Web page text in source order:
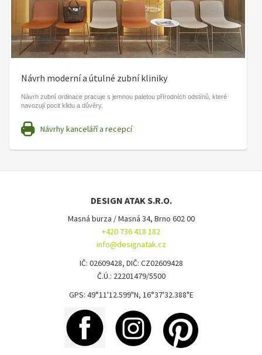
Návrh moderní a útulné zubní kliniky
Návrh zubní ordinace pracuje s jemnou paletou přírodních odstínů, které
navozují pocit klidu a důvěry.
Návrhy kanceláří a recepcí
DESIGN ATAK S.R.O.
Masná burza / Masná 34, Brno 602 00
+420 736 418 182
info@designatak.cz
IČ: 02609428, DIČ: CZ02609428
Č.Ú.: 22201479/5500
GPS: 49°11'12.599"N, 16°37'32.388"E